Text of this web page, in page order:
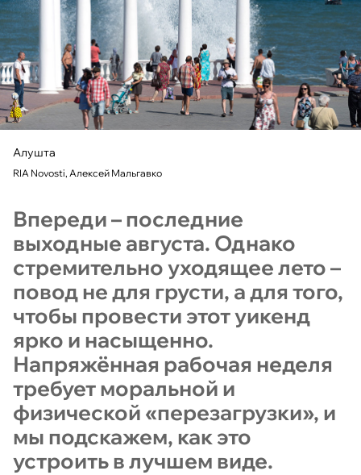
Алушта
RIA Novosti, Алексей Мальгавко
Впереди – последние
выходные августа. Однако
стремительно уходящее лето –
повод не для грусти, а для того,
чтобы провести этот уикенд
ярко и насыщенно.
Напряжённая рабочая неделя
требует моральной и
физической «перезагрузки», и
мы подскажем, как это
устроить в лучшем виде.